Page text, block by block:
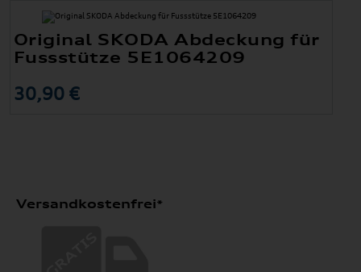
Original SKODA Abdeckung für
Fussstütze 5E1064209
30,90 €
Versandkostenfrei*